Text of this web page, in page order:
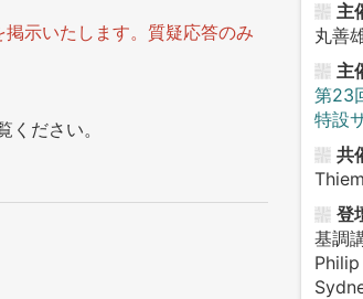
示いたします。質疑応答のみ
ださい。
主
丸善
主
第23
特設
共
登
基調